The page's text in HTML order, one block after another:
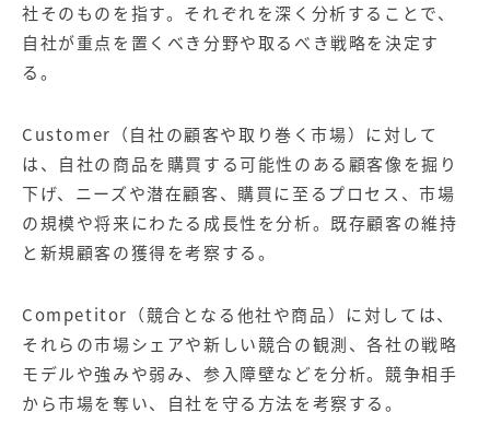
マーケティング基盤
サイトアクセス解析ダッシュ
ボード
HubSpot導入・運用
【店舗型ビジネス向け】エリ
ア
マーケティングサービス
【金融機関向け】マーケティ
ング
サービス
【IT企業向け】マーケティン
グ
広告プロモーションの製品
【クリニック向け】新規集患
Web広告サービス
【歯科業界向け】新規集患
Web広告パッケージ
社そのものを指す。それぞれを深く分析することで、
自社が重点を置くべき分野や取るべき戦略を決定す
る。
Customer（自社の顧客や取り巻く市場）に対して
は、自社の商品を購買する可能性のある顧客像を掘り
下げ、ニーズや潜在顧客、購買に至るプロセス、市場
の規模や将来にわたる成長性を分析。既存顧客の維持
と新規顧客の獲得を考察する。
Competitor（競合となる他社や商品）に対しては、
それらの市場シェアや新しい競合の観測、各社の戦略
モデルや強みや弱み、参入障壁などを分析。競争相手
から市場を奪い、自社を守る方法を考察する。